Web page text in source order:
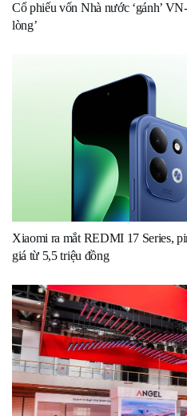
Cổ phiếu vốn Nhà nước ‘gánh’
lòng’
Xiaomi ra mắt REDMI 17 Series,
giá từ 5,5 triệu đồng